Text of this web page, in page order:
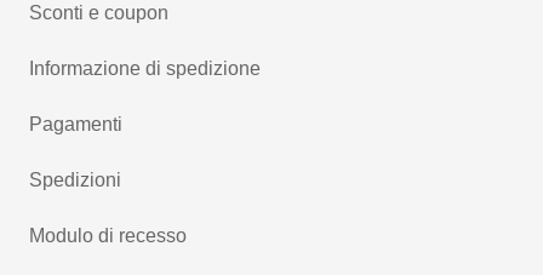
Sconti e coupon
Informazione di spedizione
Pagamenti
Spedizioni
Modulo di recesso